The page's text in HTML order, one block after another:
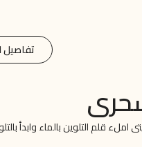
تفاصيل
املء قلم التلوين بالماء